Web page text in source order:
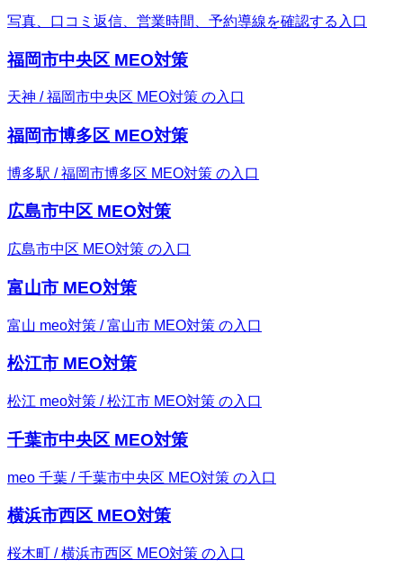
写真、口コミ返信、営業時間、予約導線を確認する入口
福岡市中央区 MEO対策
天神 / 福岡市中央区 MEO対策 の入口
福岡市博多区 MEO対策
博多駅 / 福岡市博多区 MEO対策 の入口
広島市中区 MEO対策
広島市中区 MEO対策 の入口
富山市 MEO対策
富山 meo対策 / 富山市 MEO対策 の入口
松江市 MEO対策
松江 meo対策 / 松江市 MEO対策 の入口
千葉市中央区 MEO対策
meo 千葉 / 千葉市中央区 MEO対策 の入口
横浜市西区 MEO対策
桜木町 / 横浜市西区 MEO対策 の入口